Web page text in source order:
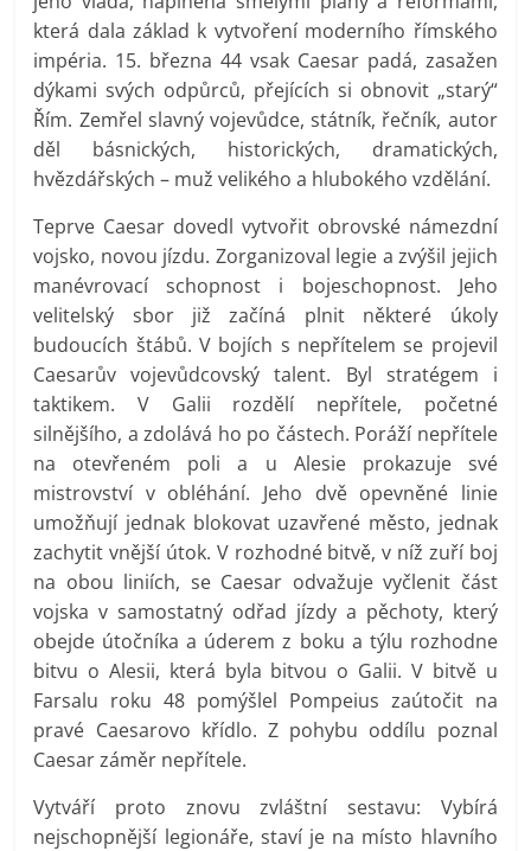
která dala základ k vytvoření moderního římského
impéria. 15. března 44 vsak Caesar padá, zasažen
dýkami svých odpůrců, přejících si obnovit „starý“
Řím. Zemřel slavný vojevůdce, státník, řečník, autor
děl básnických, historických, dramatických,
hvězdářských – muž velikého a hlubokého vzdělání.
Teprve Caesar dovedl vytvořit obrovské námezdní
vojsko, novou jízdu. Zorganizoval legie a zvýšil jejich
manévrovací schopnost i bojeschopnost. Jeho
velitelský sbor již začíná plnit některé úkoly
budoucích štábů. V bojích s nepřítelem se projevil
Caesarův vojevůdcovský talent. Byl stratégem i
taktikem. V Galii rozdělí nepřítele, početné
silnějšího, a zdolává ho po částech. Poráží nepřítele
na otevřeném poli a u Alesie prokazuje své
mistrovství v obléhání. Jeho dvě opevněné linie
umožňují jednak blokovat uzavřené město, jednak
zachytit vnější útok. V rozhodné bitvě, v níž zuří boj
na obou liniích, se Caesar odvažuje vyčlenit část
vojska v samostatný odřad jízdy a pěchoty, který
obejde útočníka a úderem z boku a týlu rozhodne
bitvu o Alesii, která byla bitvou o Galii. V bitvě u
Farsalu roku 48 pomýšlel Pompeius zaútočit na
pravé Caesarovo křídlo. Z pohybu oddílu poznal
Caesar záměr nepřítele.
Vytváří proto znovu zvláštní sestavu: Vybírá
nejschopnější legionáře, staví je na místo hlavního